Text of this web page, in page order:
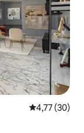
4,77 de uma
4,77 (30)